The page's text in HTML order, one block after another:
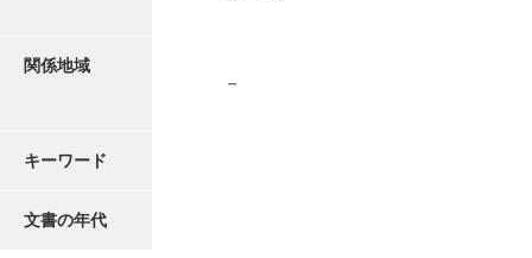
関係地域
－
キーワード
文書の年代